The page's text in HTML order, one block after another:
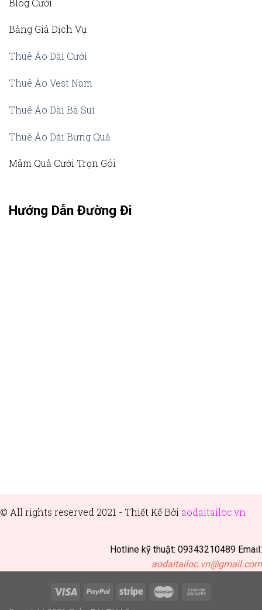
Bảng Giá Dịch Vụ
Thuê Áo Dài Cưới
Thuê Áo Vest Nam
Thuê Áo Dài Bà Sui
Thuê Áo Dài Bưng Quả
Mâm Quả Cưới Trọn Gói
Hướng Dẫn Đường Đi
© All rights reserved 2021 - Thiết Kế Bởi aodaitailoc.vn
Hotline kỹ thuật: 09343210489 Email:
aodaitailoc.vn@gmail.com